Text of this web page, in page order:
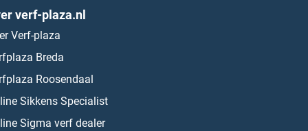
verf-plaza.nl
Verf-plaza
Breda
Roosendaal
Sikkens Specialist
Sigma verf dealer